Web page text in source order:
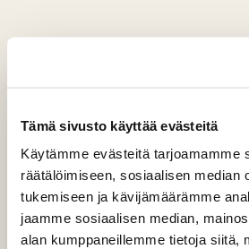
Tämä sivusto käyttää evästeitä
Käytämme evästeitä tarjoamamme
räätälöimiseen, sosiaalisen median
tukemiseen ja kävijämäärämme
jaamme sosiaalisen median,
alan kumppaneillemme tietoja siitä,